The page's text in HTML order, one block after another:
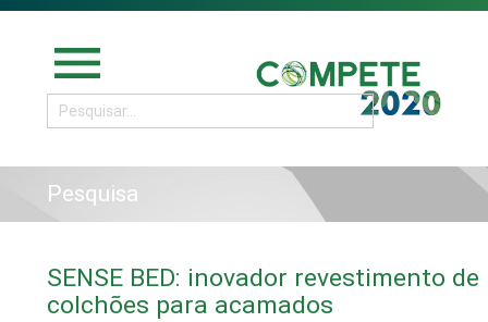
menu
Pesquisa
SENSE BED: inovador revestimento de
colchões para acamados